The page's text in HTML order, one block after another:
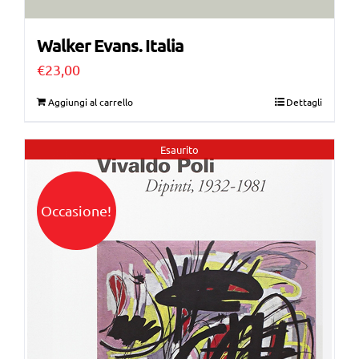
Walker Evans. Italia
€23,00
Aggiungi al carrello Dettagli
Esaurito
Occasione!